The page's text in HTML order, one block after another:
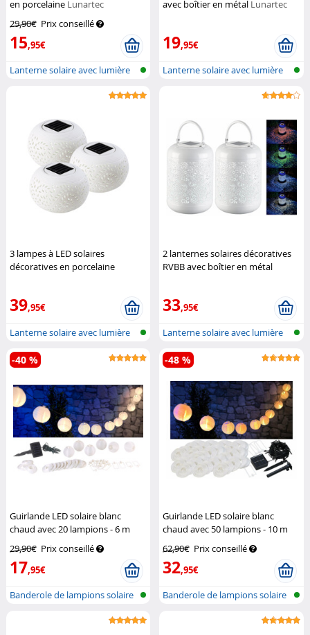
en porcelaine Lunartec
29,90€ Prix conseillé
15,95€
Lanterne solaire avec lumière
avec boîtier en métal Lunartec
19,95€
Lanterne solaire avec lumière
3 lampes à LED solaires
décoratives en porcelaine
39,95€
Lanterne solaire avec lumière
en RJ...
2 lanternes solaires décoratives
RVBB avec boîtier en métal
33,95€
Lanterne solaire avec lumière
en RJ...
Guirlande LED solaire blanc
chaud avec 20 lampions - 6 m
29,90€ Prix conseillé
17,95€
-40 %
Banderole de lampions solaire
Guirlande LED solaire blanc
chaud avec 50 lampions - 10 m
62,90€ Prix conseillé
32,95€
-48 %
Banderole de lampions solaire